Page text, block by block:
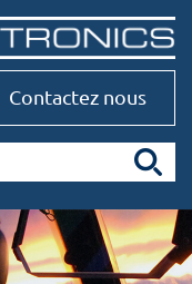
Contactez nous